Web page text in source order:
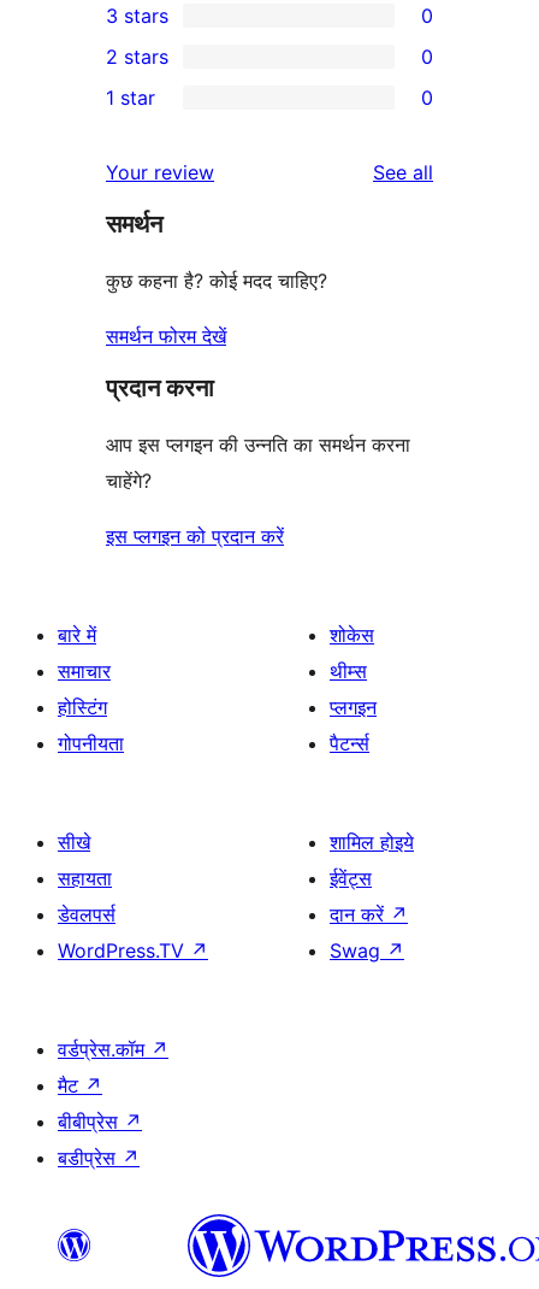
star
reviews
4-
star
reviews
0
3-
star
3 stars 0
2-
reviews
2 stars 0
star
reviews
1 star 0
Your review See all
समर्थन
कुछ कहना है? कोई मदद चाहिए?
समर्थन फोरम देखें
प्रदान करना
आप इस प्लगइन की उन्नति का समर्थन करना
चाहेंगे?
इस प्लगइन को प्रदान करें
बारे में
समाचार
होस्टिंग
गोपनीयता
शोकेस
थीम्स
प्लगइन
पैटर्न्स
सीखे
सहायता
डेवलपर्स
WordPress.TV ↗
शामिल होइये
ईवेंट्स
दान करें ↗
Swag ↗
वर्डप्रेस.कॉम ↗
मैट ↗
बीबीप्रेस ↗
बडीप्रेस ↗